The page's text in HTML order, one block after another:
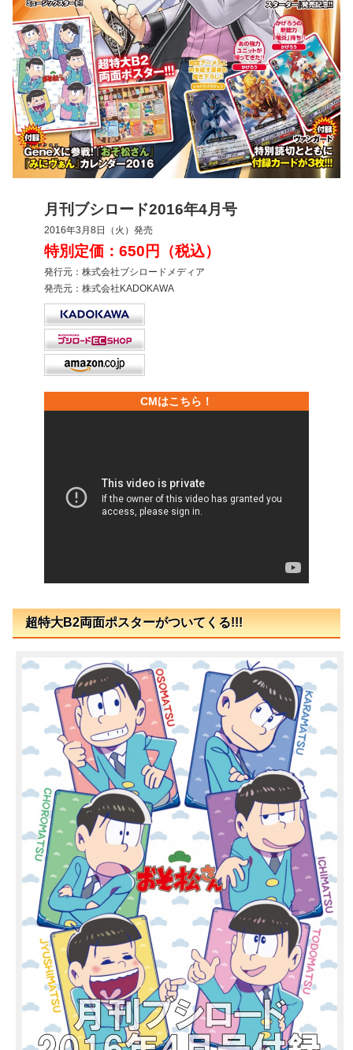
月刊ブシロード2016年4月号
2016年3月8日（火）発売
特別定価：650円（税込）
発行元：株式会社ブシロードメディア
発売元：株式会社KADOKAWA
CMはこちら！
超特大B2両面ポスターがついてくる!!!